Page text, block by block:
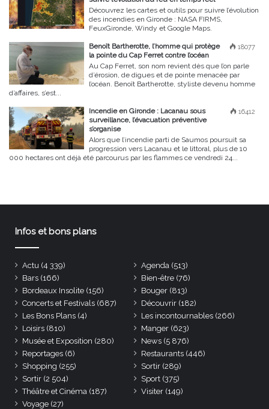
Découvrez les cartes et outils pour suivre l’évolution
des incendies en Gironde : NASA FIRMS,
FeuxGironde, Windy et Google Maps.
18077
Benoît Bartherotte, l’homme qui protège
la pointe du Cap Ferret contre l’océan
Au Cap Ferret, son nom revient dès que l’on parle
d’érosion, de digues et de pointe menacée par
l’océan. Benoît Bartherotte, styliste devenu homme
d’affaires, s’est...
16412
Incendie en Gironde : Lacanau sous
surveillance, l’évacuation préventive
s’organise
Alors que l’incendie parti de Saumos poursuit sa
progression vers Lacanau et le littoral, plus de 10
000 hectares ont déjà été parcourus par les flammes ce vendredi 24...
Infos et bons plans
Actu (4 339) Agenda (513)
Bars (166) Bien-être (76)
Bordeaux Insolite (156) Bouger (813)
Concerts et Festivals (687) Découvrir (182)
Les Bons Plans (4) Les incontournables (266)
Loisirs (810) Manger (623)
Musée et Exposition (280) News (5 876)
Reportages (6) Restaurants (446)
Shopping (255) Sortir (289)
Sortir (2 504) Sport (375)
Théâtre et Cinéma (187) Visiter (149)
Voyage (27)